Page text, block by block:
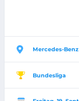
Mercedes-
Bundesliga